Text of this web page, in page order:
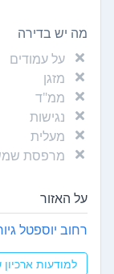
מה יש בדירה
על עמודים
מזגן
ממ"ד
נגישות
מעלית
מרפסת
על האזור
רחוב יוספטל
למודעות